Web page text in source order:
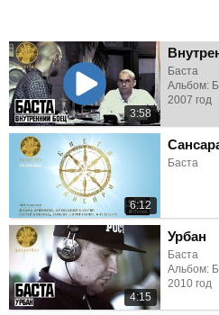
3:58
Баста
Альбом:
2007 год
6:12
Баста
4:15
Урбан
Баста
Альбом:
2010 год